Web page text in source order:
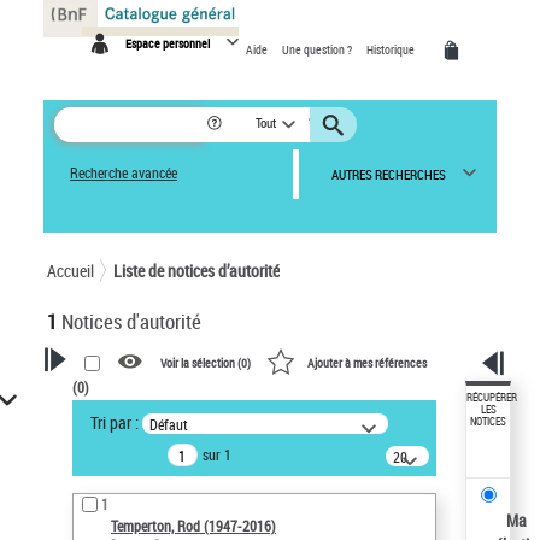
Espace personnel Aide Une question ? Historique
Tout
Recherche avancée AUTRES RECHERCHES
Accueil Liste de notices d’autorité
1 Notices d'autorité
VOTRE RECHERCHE
Recherche avancée dans les
notices d’autorité
Œuvres liées à l'auteur :
Temperton, Rod (1947-2016)
Voir la sélection (0) Ajouter à mes références
(0)
Tri par : Défaut
sur 1
20
résultats/page
1
Temperton, Rod (1947-2016)
RÉCUPÉRER
LES
NOTICES
Ma
Panneau de gestion des cookies